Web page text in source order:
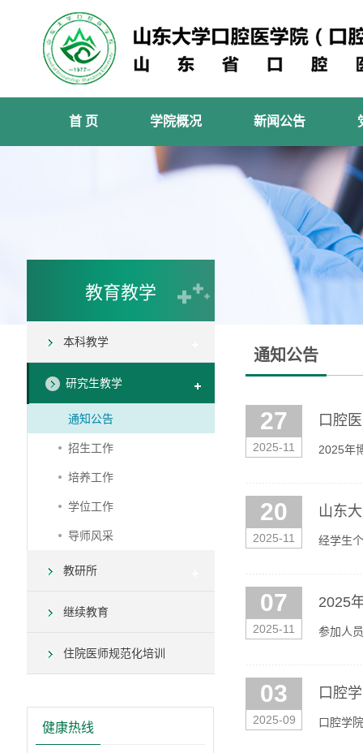
首 页 学院概况 新闻公告
教育教学
本科教学
研究生教学
通知公告
招生工作
培养工作
学位工作
导师风采
教研所
继续教育
住院医师规范化培训
健康热线
通知公告
27
2025-11
口腔
2025年
20
2025-11
山东
经学生
07
2025-11
2025
参加人
03
2025-09
口腔
口腔学